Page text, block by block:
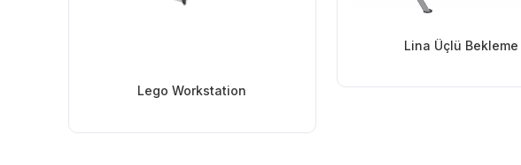
Lego Workstation
Lina Üçlü Bekleme